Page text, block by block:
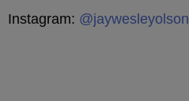
Instagram: @jaywesleyolson